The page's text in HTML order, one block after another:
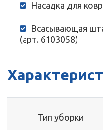
Насадка для
Всасывающая
(арт. 6103058)
Тип уборки